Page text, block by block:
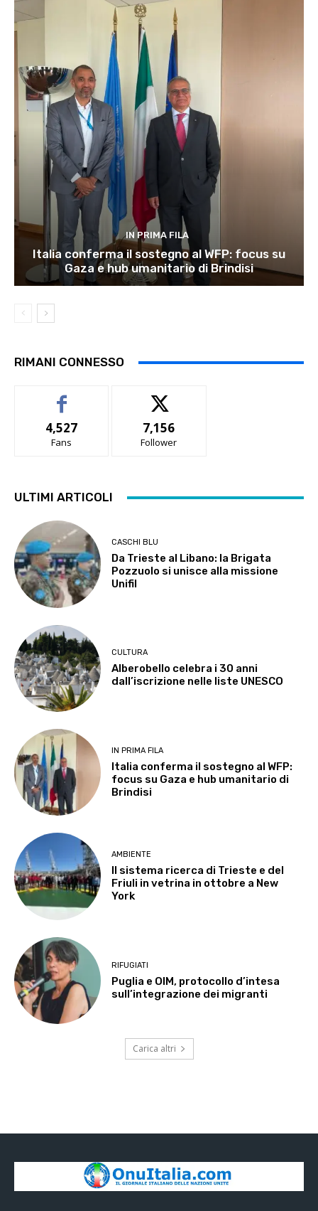
IN PRIMA FILA
Italia conferma il sostegno al WFP: focus su
Gaza e hub umanitario di Brindisi
RIMANI CONNESSO
4,527
Fans
7,156
Follower
ULTIMI ARTICOLI
CASCHI BLU
Da Trieste al Libano: la Brigata
Pozzuolo si unisce alla missione
Unifil
CULTURA
Alberobello celebra i 30 anni
dall’iscrizione nelle liste UNESCO
IN PRIMA FILA
Italia conferma il sostegno al WFP:
focus su Gaza e hub umanitario di
Brindisi
AMBIENTE
Il sistema ricerca di Trieste e del
Friuli in vetrina in ottobre a New
York
RIFUGIATI
Puglia e OIM, protocollo d’intesa
sull’integrazione dei migranti
Carica altri